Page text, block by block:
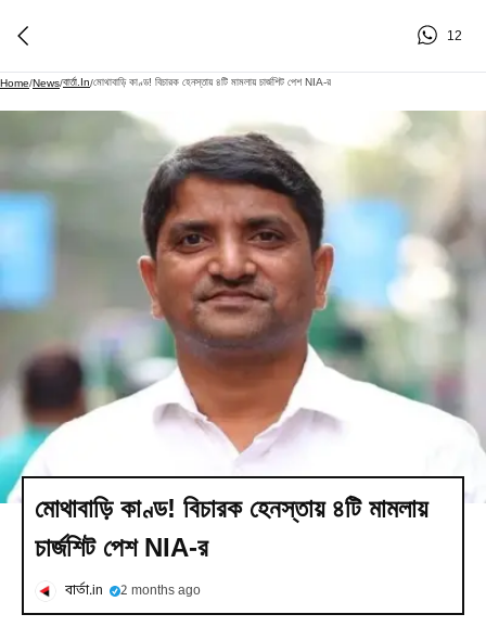
12
Home/News/বার্তা.in/মোথাবাড়ি কাণ্ড! বিচারক হেনস্তায় ৪টি মামলায় চার্জশিট পেশ NIA-র
মোথাবাড়ি কাণ্ড! বিচারক হেনস্তায় ৪টি মামলায়
চার্জশিট পেশ NIA-র
বার্তা.in 2 months ago